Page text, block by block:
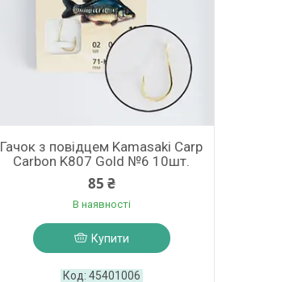
Гачок з повідцем Kamasaki Carp
Carbon K807 Gold №6 10шт.
85 ₴
В наявності
Купити
45401006